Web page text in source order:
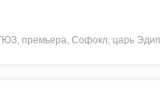
, премьера, Софокл, царь Эдип